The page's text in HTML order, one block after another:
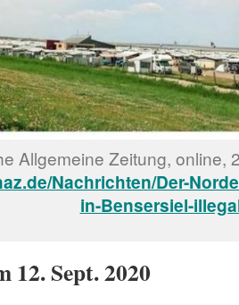
Allgemeine Zeitung, online,
Nachrichten/Der-
in-Bensersiel-
12. Sept. 2020